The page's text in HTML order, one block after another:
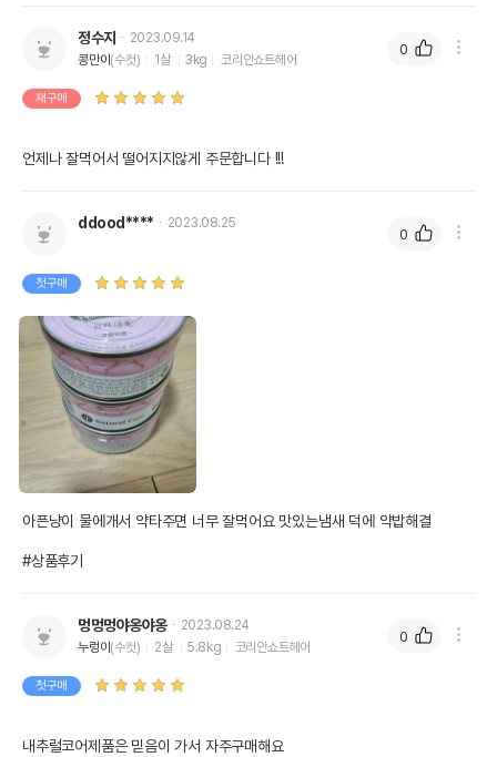
정수지
2023.09.14
콩만이 (수컷) 1살 3kg 코리안쇼트헤어
재구매
언제나 잘먹어서 떨어지지않게 주문합니다 !!!
0
ddood**** 2023.08.25
첫구매
아픈냥이 물에개서 약타주면 너무 잘먹어요 맛있는냄새 덕에 약밥해결
#상품후기
0
멍멍멍야옹야옹
2023.08.24
누렁이 (수컷) 2살 5.8kg 코리안쇼트헤어
첫구매
내추럴코어제품은 믿음이 가서 자주구매해요
0